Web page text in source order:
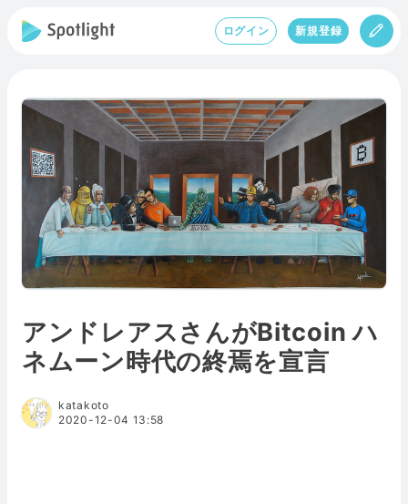
ログイン 新規登録
アンドレアスさんがBitcoin ハ
ネムーン時代の終焉を宣言
katakoto
2020-12-04 13:58